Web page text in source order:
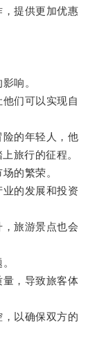
提供更加优惠
响。
们可以实现自
的年轻人，他
旅行的征程。
的繁荣。
的发展和投资
旅游景点也会
，导致旅客体
以确保双方的